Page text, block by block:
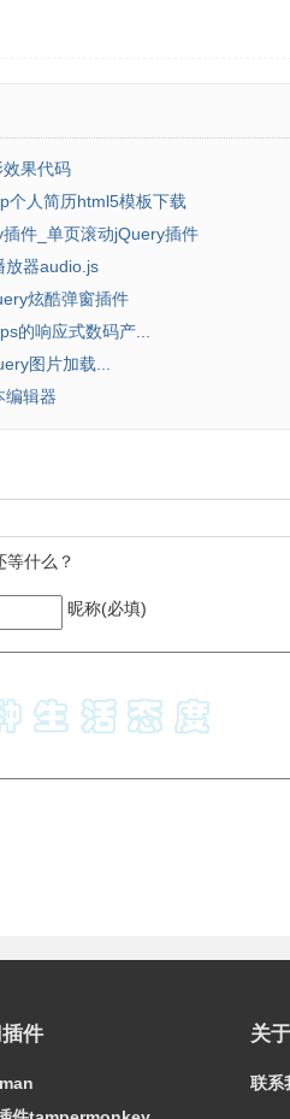
效果代码
个人简历html5模板下载
件_单页滚动jQuery插件
放器audio.js
炫酷弹窗插件
的响应式数码产...
图片加载...
编辑器
等什么？
昵称(必填)
件 关
联系